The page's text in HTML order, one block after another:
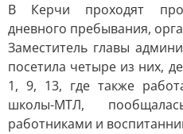
В Керчи проходят
дневного пребывания,
Заместитель главы
посетила четыре из них,
1, 9, 13, где также
школы-МТЛ,
работниками и